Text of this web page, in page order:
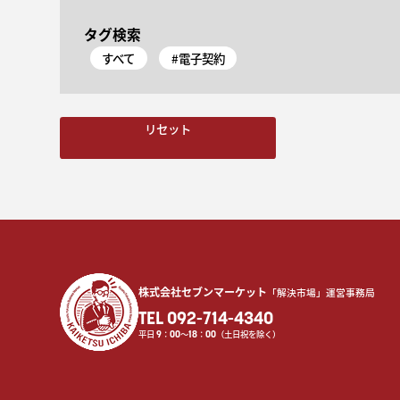
タグ検索
すべて #電子契約
リセット
株式会社セブンマーケット 「解決市場」運営事務局
TEL 092-714-4340
平日 9： 00〜18： 00（土日祝を除く）